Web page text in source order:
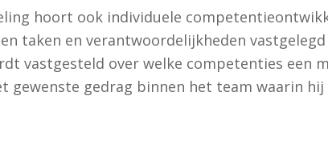
hoort ook individuele
taken en verantwoordelijkheden
vastgesteld over welke competenties een
gewenste gedrag binnen het team waarin